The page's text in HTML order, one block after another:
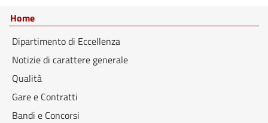
Home
Dipartimento di Eccellenza
Notizie di carattere generale
Qualità
Gare e Contratti
Bandi e Concorsi